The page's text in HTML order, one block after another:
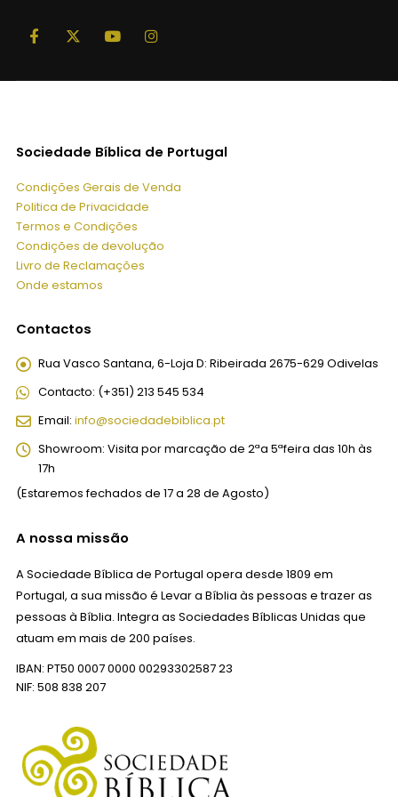
Sociedade Bíblica de Portugal
Condições Gerais de Venda
Politica de Privacidade
Termos e Condições
Condições de devolução
Livro de Reclamações
Onde estamos
Contactos
Rua Vasco Santana, 6-Loja D: Ribeirada 2675-629 Odivelas
Contacto: (+351) 213 545 534
Email: info@sociedadebiblica.pt
Showroom: Visita por marcação de 2ªa 5ªfeira das 10h às
17h
(Estaremos fechados de 17 a 28 de Agosto)
A nossa missão
A Sociedade Bíblica de Portugal opera desde 1809 em
Portugal, a sua missão é Levar a Bíblia às pessoas e trazer as
pessoas à Bíblia. Integra as Sociedades Bíblicas Unidas que
atuam em mais de 200 países.
IBAN: PT50 0007 0000 00293302587 23
NIF: 508 838 207